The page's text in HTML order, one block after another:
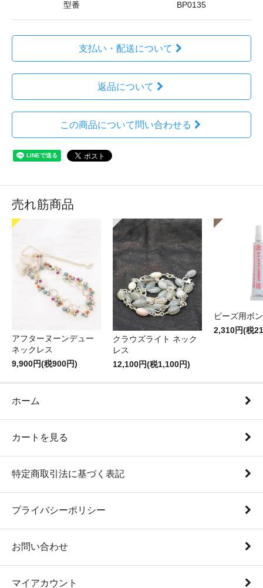
型番 BP0135
支払い・配送について
返品について
この商品について問い合わせる
売れ筋商品
アフターヌーンデュー
ネックレス
9,900円(税900円)
クラウズライト ネック
レス
12,100円(税1,100円)
ビーズ用ボ
2,310円(税
ホーム
カートを見る
特定商取引法に基づく表記
プライバシーポリシー
お問い合わせ
マイアカウント